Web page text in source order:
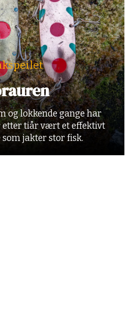
og lokkende gange har
etter tiår vært et effektivt
jakter stor fisk.